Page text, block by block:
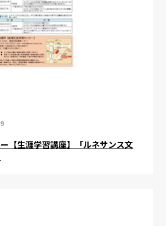
【生涯学習講座】「ルネサンス文